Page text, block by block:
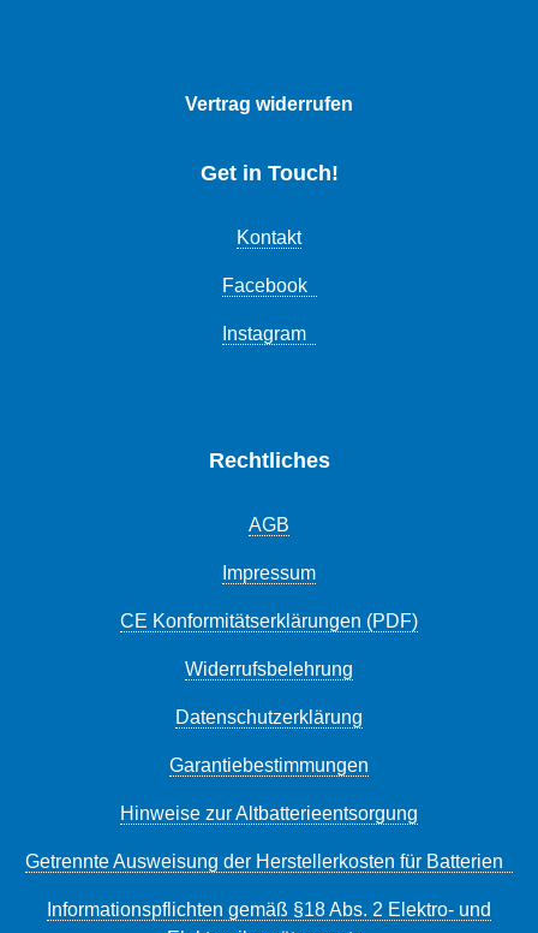
Vertrag widerrufen
Get in Touch!
Kontakt
Facebook
Instagram
Rechtliches
AGB
Impressum
CE Konformitätserklärungen (PDF)
Widerrufsbelehrung
Datenschutzerklärung
Garantiebestimmungen
Hinweise zur Altbatterieentsorgung
Getrennte Ausweisung der Herstellerkosten für Batterien
Informationspflichten gemäß §18 Abs. 2 Elektro- und